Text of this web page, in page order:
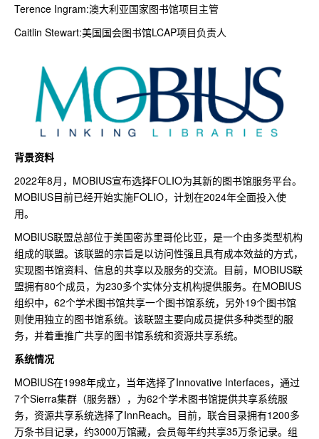
Terence Ingram:澳大利亚国家图书馆项目主管
Caitlin Stewart:美国国会图书馆LCAP项目负责人
背景资料
2022年8月，MOBIUS宣布选择FOLIO为其新的图书馆服务平台。
MOBIUS目前已经开始实施FOLIO，计划在2024年全面投入使
用。
MOBIUS联盟总部位于美国密苏里哥伦比亚，是一个由多类型机构
组成的联盟。该联盟的宗旨是以访问性强且具有成本效益的方式，
实现图书馆资料、信息的共享以及服务的交流。目前，MOBIUS联
盟拥有80个成员，为230多个实体分支机构提供服务。在MOBIUS
组织中，62个学术图书馆共享一个图书馆系统，另外19个图书馆
则使用独立的图书馆系统。该联盟主要向成员提供多种类型的服
务，并着重推广共享的图书馆系统和资源共享系统。
系统情况
MOBIUS在1998年成立，当年选择了Innovative Interfaces，通过
7个Sierra集群（服务器），为62个学术图书馆提供共享系统服
务，资源共享系统选择了InnReach。目前，联合目录拥有1200多
万条书目记录，约3000万馆藏，会员每年约共享35万条记录。组